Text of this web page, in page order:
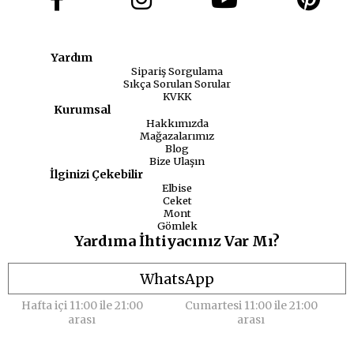
Yardım
Sipariş Sorgulama
Sıkça Sorulan Sorular
KVKK
Kurumsal
Hakkımızda
Mağazalarımız
Blog
Bize Ulaşın
İlginizi Çekebilir
Elbise
Ceket
Mont
Gömlek
Yardıma İhtiyacınız Var Mı?
WhatsApp
Hafta içi 11:00 ile 21:00
arası
Cumartesi 11:00 ile 21:00
arası